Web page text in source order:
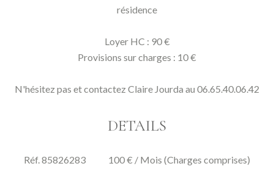
résidence
Loyer HC : 90 €
Provisions sur charges : 10 €
N'hésitez pas et contactez Claire Jourda au 06.65.40.06.42
DETAILS
Réf. 85826283 100 € / Mois (Charges comprises)